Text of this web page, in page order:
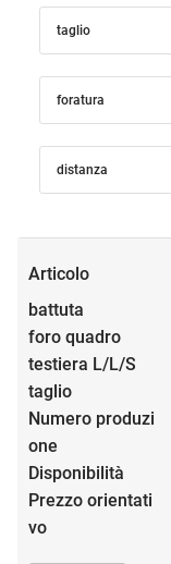
taglio
foratura
distanza